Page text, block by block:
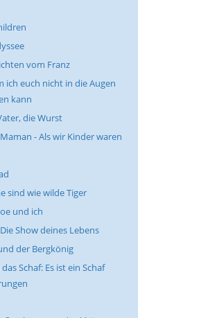
vom Franz
ich euch nicht in die Augen
kann
die Wurst
- Als wir Kinder waren
sind wie wilde Tiger
und ich
Show deines Lebens
der Bergkönig
Schaf: Es ist ein Schaf